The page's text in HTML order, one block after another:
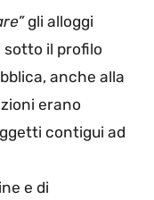
gli alloggi
il profilo
anche alla
erano
contigui ad
e di